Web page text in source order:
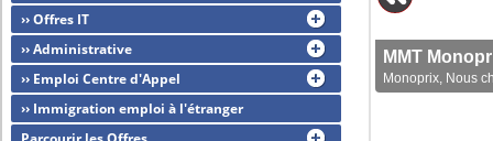
MMT
Monoprix, Nous
›› Offres IT
›› Administrative
›› Emploi Centre d'Appel
›› Immigration emploi à l'étranger